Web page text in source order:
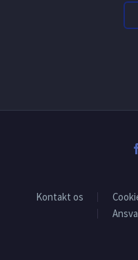
Kontakt os